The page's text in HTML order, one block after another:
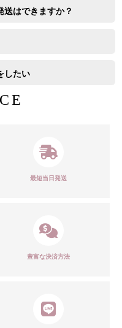
送はできますか？
したい
最短当日発送
豊富な決済方法